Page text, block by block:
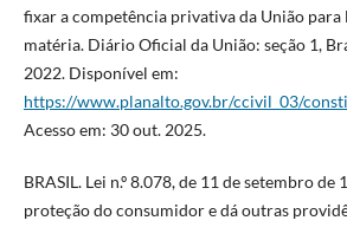
fixar a competência privativa da União para
matéria. Diário Oficial da União: seção 1,
2022. Disponível em:
https://www.planalto.gov.br/ccivil_03/
Acesso em: 30 out. 2025.
BRASIL. Lei n.º 8.078, de 11 de setembro de
proteção do consumidor e dá outras